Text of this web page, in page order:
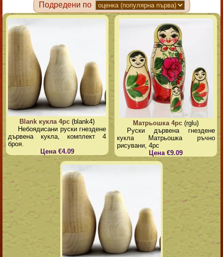
Подредени по
Blank кукла 4pc (blank4)
Небоядисани руски гнездене
дървена кукла, комплект 4
броя.
Цена €4.09
Матрьошка 4pc (rglu)
Руски дървена гнездене
кукла Матрьошка ръчно
рисувани, 4pc
Цена €9.09